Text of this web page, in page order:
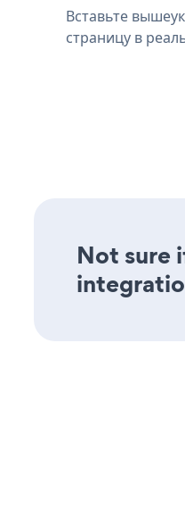
Вставьте
страницу в
Not sure